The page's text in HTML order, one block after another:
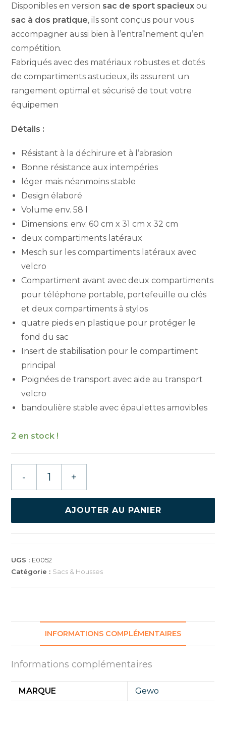
Disponibles en version sac de sport spacieux ou
sac à dos pratique, ils sont conçus pour vous
accompagner aussi bien à l’entraînement qu’en
compétition.
Fabriqués avec des matériaux robustes et dotés
de compartiments astucieux, ils assurent un
rangement optimal et sécurisé de tout votre
équipemen
Détails :
Résistant à la déchirure et à l’abrasion
Bonne résistance aux intempéries
léger mais néanmoins stable
Design élaboré
Volume env. 58 l
Dimensions: env. 60 cm x 31 cm x 32 cm
deux compartiments latéraux
Mesch sur les compartiments latéraux avec
velcro
Compartiment avant avec deux compartiments
pour téléphone portable, portefeuille ou clés
et deux compartiments à stylos
quatre pieds en plastique pour protéger le
fond du sac
Insert de stabilisation pour le compartiment
principal
Poignées de transport avec aide au transport
velcro
bandoulière stable avec épaulettes amovibles
2 en stock !
DE
L
- +
AJOUTER AU PANIER
UGS : E0052
Catégorie : Sacs & Housses
INFORMATIONS COMPLÉMENTAIRES
Informations complémentaires
MARQUE Gewo